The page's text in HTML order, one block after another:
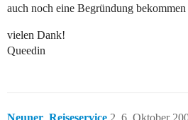
auch noch eine Begründung
vielen Dank!
Queedin
Neuner_Reiseservice 6. Oktober
2